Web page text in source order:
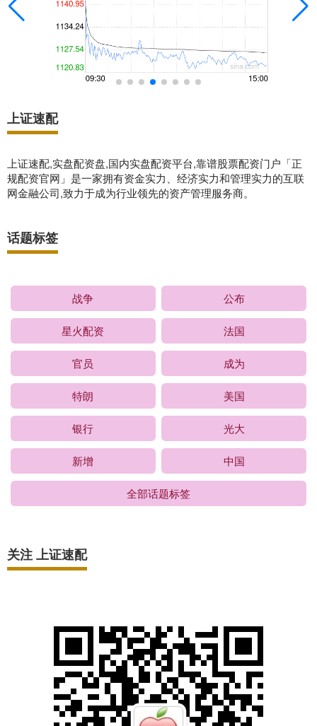
上证速配
上证速配,实盘配资盘,国内实盘配资平台,靠谱股票配资门户「正
规配资官网」是一家拥有资金实力、经济实力和管理实力的互联
网金融公司,致力于成为行业领先的资产管理服务商。
话题标签
战争 公布
星火配资 法国
官员 成为
特朗 美国
银行 光大
新增 中国
全部话题标签
关注 上证速配